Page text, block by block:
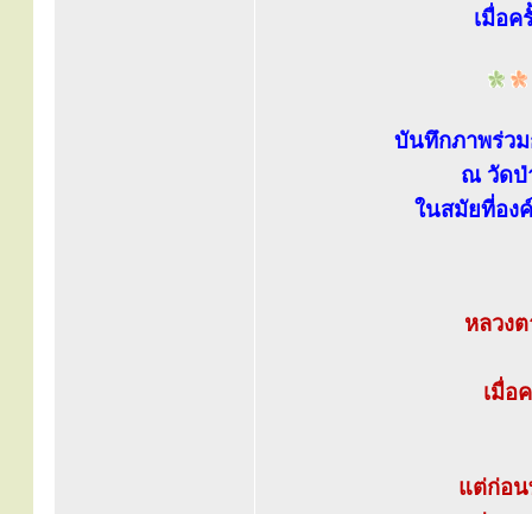
เมื่อ
บันทึกภาพร่ว
ณ วัดป่
ในสมัยที่อง
หลวง
เมื่อ
แต่ก่อน